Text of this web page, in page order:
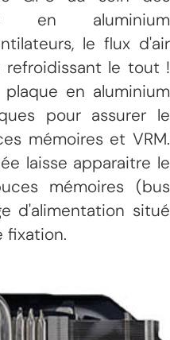
en aluminium
le flux d'air
refroidissant le tout !
en aluminium
pour assurer le
mémoires et VRM.
laisse apparaitre le
mémoires (bus
d'alimentation situé
fixation.